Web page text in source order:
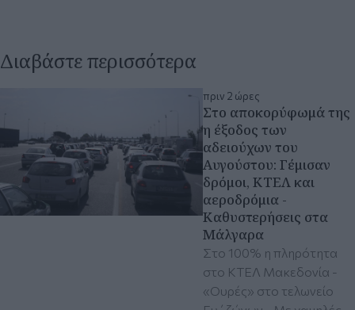
Διαβάστε περισσότερα
πριν 2 ώρες
Στο αποκορύφωμά της
η έξοδος των
αδειούχων του
Αυγούστου: Γέμισαν
δρόμοι, ΚΤΕΛ και
αεροδρόμια -
Καθυστερήσεις στα
Μάλγαρα
Στο 100% η πληρότητα
στο ΚΤΕΛ Μακεδονία -
«Ουρές» στο τελωνείο